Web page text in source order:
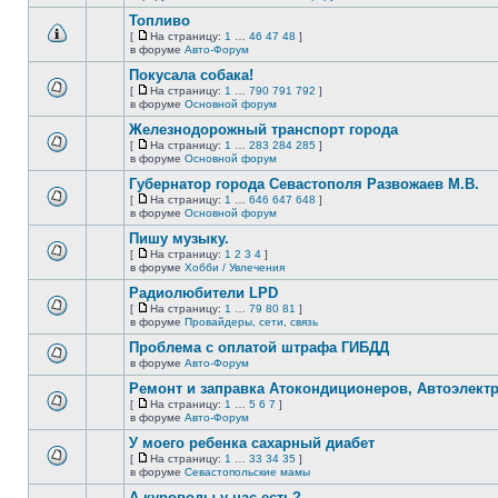
сообщений.
этой
непрочитанных
сообщений.
страницу
этой
непрочитанных
сообщений.
Топливо
[
На
страницу
На страницу: 1 46 47 48 ]
в форуме Авто-Форум
этой
непрочитанных
сообщений.
Покусала собака!
[
На
страницу
На страницу: 1 790 791 792 ]
в форуме Основной форум
этой
непрочитанных
сообщений.
Железнодорожный транспорт города
[
На
страницу
На страницу: 1 283 284 285 ]
в форуме Основной форум
этой
непрочитанных
сообщений.
Губернатор города Севастополя Развожаев М.В.
[
На
страницу
На страницу: 1 646 647 648 ]
в форуме Основной форум
этой
непрочитанных
сообщений.
Пишу музыку.
[
На
страницу
На страницу: 1 2 3 4 ]
в форуме Хобби / Увлечения
этой
непрочитанных
сообщений.
Радиолюбители LPD
[
На
страницу
На страницу: 1 79 80 81 ]
в форуме Провайдеры, сети, связь
непрочитанных
сообщений.
Проблема с оплатой штрафа ГИБДД
в форуме Авто-Форум
этой
непрочитанных
Ремонт и заправка Атокондиционеров,
[
На
страницу
На страницу: 1 5 6 7 ]
в форуме Авто-Форум
этой
У моего ребенка сахарный диабет
[
На
страницу
На страницу: 1 33 34 35 ]
в форуме Севастопольские мамы